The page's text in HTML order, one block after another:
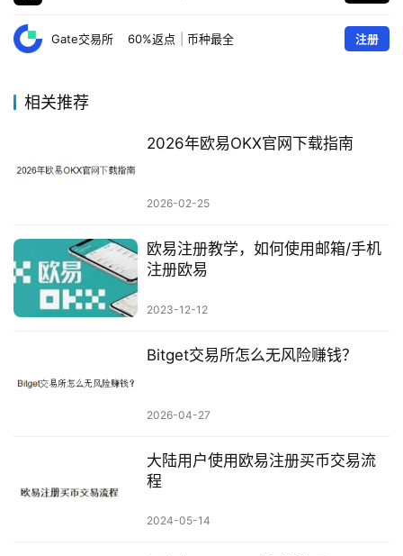
Gate交易所 60%返点 币种最全 注册
相关推荐
2026年欧易OKX官网下载指南
2026-02-25
欧易注册教学，如何使用邮箱/手机
注册欧易
2023-12-12
Bitget交易所怎么无风险赚钱？
2026-04-27
大陆用户使用欧易注册买币交易流
程
2024-05-14